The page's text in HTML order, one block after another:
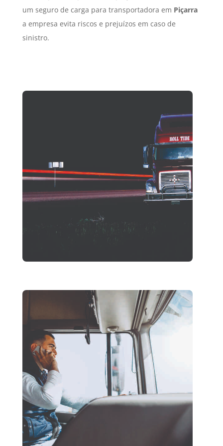
um seguro de carga para transportadora em Piçarra
a empresa evita riscos e prejuízos em caso de
sinistro.